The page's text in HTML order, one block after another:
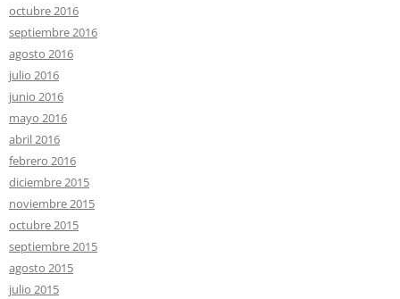
octubre 2016
septiembre 2016
agosto 2016
julio 2016
junio 2016
mayo 2016
abril 2016
febrero 2016
diciembre 2015
noviembre 2015
octubre 2015
septiembre 2015
agosto 2015
julio 2015